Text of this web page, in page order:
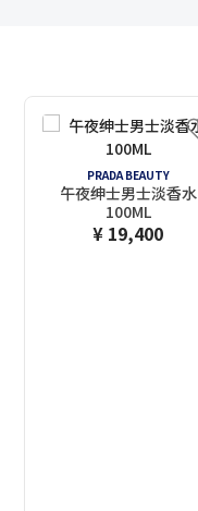
PRADA BEAUTY
午夜绅士男士淡香水
100ML
¥ 19,400